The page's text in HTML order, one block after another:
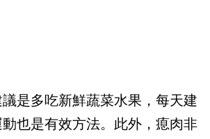
是多吃新鮮蔬菜水果，每天建
也是有效方法。此外，瘜肉非